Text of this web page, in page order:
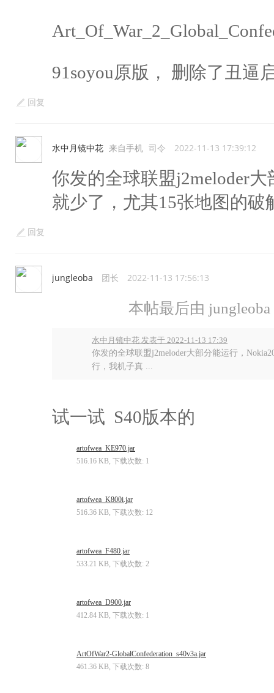
91soyou原版， 删除了丑逼
回复
水中月镜中花 来自手机 司令 2022-11-13 17:39:12
你发的全球联盟j2meloder
就少了，尤其15张地图的
回复
jungleoba 团长 2022-11-13 17:56:13
本帖最后由
水中月镜中花 发表于 2022-11-13 17:39
你发的全球联盟j2meloder大部分能运行，
行，我机子真 ...
试一试 S40版本的
artofwea_KE970.jar
516.16 KB, 下载次数: 1
artofwea_K800i.jar
516.36 KB, 下载次数: 12
artofwea_F480.jar
533.21 KB, 下载次数: 2
artofwea_D900.jar
412.84 KB, 下载次数: 1
ArtOfWar2-GlobalConfederation_s40v3a.jar
461.36 KB, 下载次数: 8